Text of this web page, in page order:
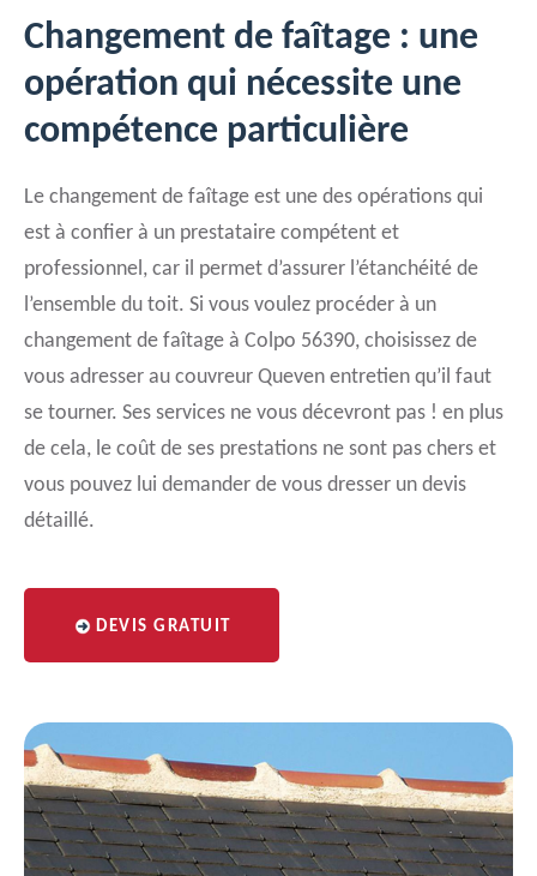
Changement de faîtage : une
opération qui nécessite une
compétence particulière
Le changement de faîtage est une des opérations qui
est à confier à un prestataire compétent et
professionnel, car il permet d’assurer l’étanchéité de
l’ensemble du toit. Si vous voulez procéder à un
changement de faîtage à Colpo 56390, choisissez de
vous adresser au couvreur Queven entretien qu’il faut
se tourner. Ses services ne vous décevront pas ! en plus
de cela, le coût de ses prestations ne sont pas chers et
vous pouvez lui demander de vous dresser un devis
détaillé.
DEVIS GRATUIT